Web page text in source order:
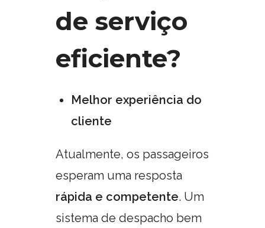
de serviço
eficiente?
Melhor experiência do
cliente
Atualmente, os passageiros
esperam uma resposta
rápida e competente. Um
sistema de despacho bem